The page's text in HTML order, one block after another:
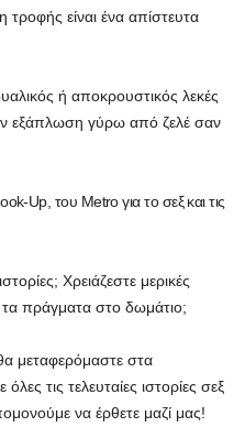
είναι ένα απίστευτα
ή αποκρουστικός λεκές
εξάπλωση γύρω από ζελέ σαν
Up, του Metro για το σεξ και τις
Χρειάζεστε μερικές
πράγματα στο δωμάτιο;
μεταφερόμαστε στα
τις τελευταίες ιστορίες σεξ
να έρθετε μαζί μας!